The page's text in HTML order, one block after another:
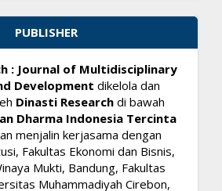
PUBLISHER
: Journal of Multidisciplinary
Development dikelola dan
Dinasti Research di bawah
Dharma Indonesia Tercinta
menjalin kerjasama dengan
Fakultas Ekonomi dan Bisnis,
Mukti, Bandung, Fakultas
Muhammadiyah Cirebon,